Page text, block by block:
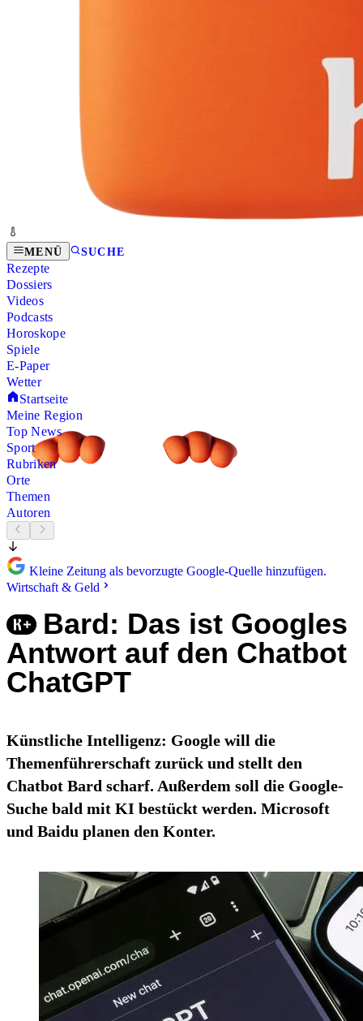
MENÜ SUCHE
Rezepte
Dossiers
Videos
Podcasts
Horoskope
Spiele
E-Paper
Wetter
Startseite
Meine Region
Top News
Sport
Rubriken
Orte
Themen
Autoren
Kleine Zeitung als bevorzugte Google-Quelle hinzufügen.
Wirtschaft & Geld
Bard: Das ist Googles
Antwort auf den Chatbot
ChatGPT
Künstliche Intelligenz: Google will die
Themenführerschaft zurück und stellt den
Chatbot Bard scharf. Außerdem soll die Google-
Suche bald mit KI bestückt werden. Microsoft
und Baidu planen den Konter.